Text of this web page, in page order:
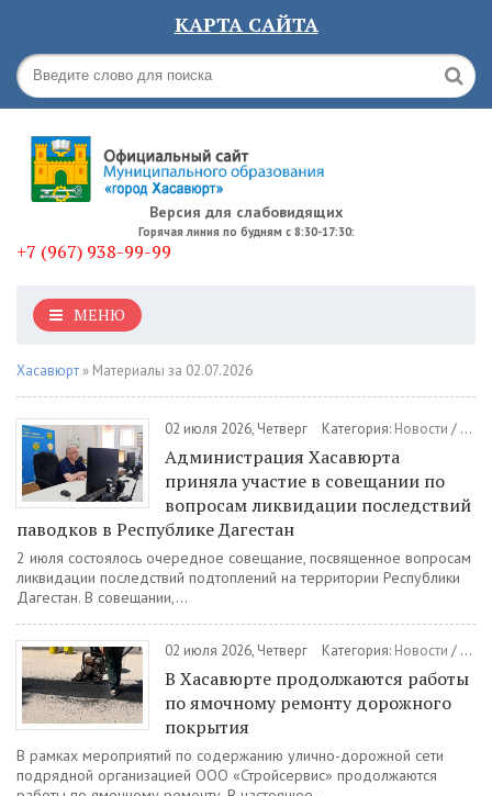
КАРТА САЙТА
Версия для слабовидящих
Горячая линия по будням с 8:30-17:30:
+7 (967) 938-99-99
МЕНЮ
Хасавюрт » Материалы за 02.07.2026
02 июля 2026, Четверг Категория: Новости /
Администрация Хасавюрта
приняла участие в совещании по
вопросам ликвидации последствий
паводков в Республике Дагестан
2 июля состоялось очередное совещание, посвященное вопросам
ликвидации последствий подтоплений на территории Республики
Дагестан. В совещании,...
02 июля 2026, Четверг Категория: Новости / ЖКХ
В Хасавюрте продолжаются работы
по ямочному ремонту дорожного
покрытия
В рамках мероприятий по содержанию улично-дорожной сети
подрядной организацией ООО «Стройсервис» продолжаются